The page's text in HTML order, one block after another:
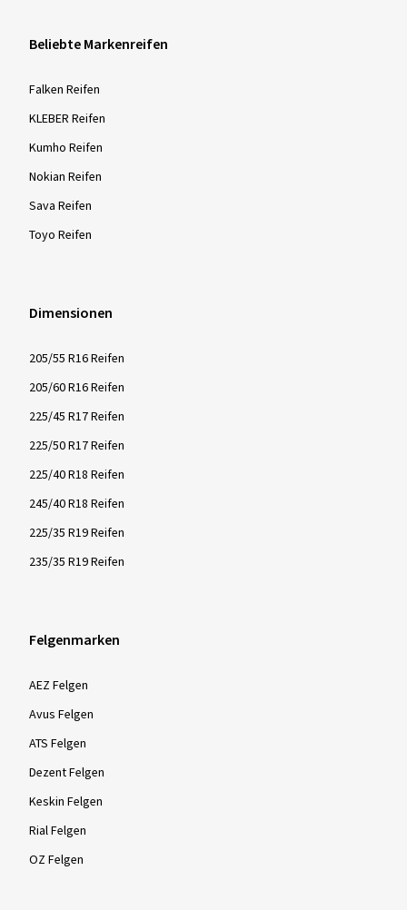
Beliebte Markenreifen
Falken Reifen
KLEBER Reifen
Kumho Reifen
Nokian Reifen
Sava Reifen
Toyo Reifen
Dimensionen
205/55 R16 Reifen
205/60 R16 Reifen
225/45 R17 Reifen
225/50 R17 Reifen
225/40 R18 Reifen
245/40 R18 Reifen
225/35 R19 Reifen
235/35 R19 Reifen
Felgenmarken
AEZ Felgen
Avus Felgen
ATS Felgen
Dezent Felgen
Keskin Felgen
Rial Felgen
OZ Felgen